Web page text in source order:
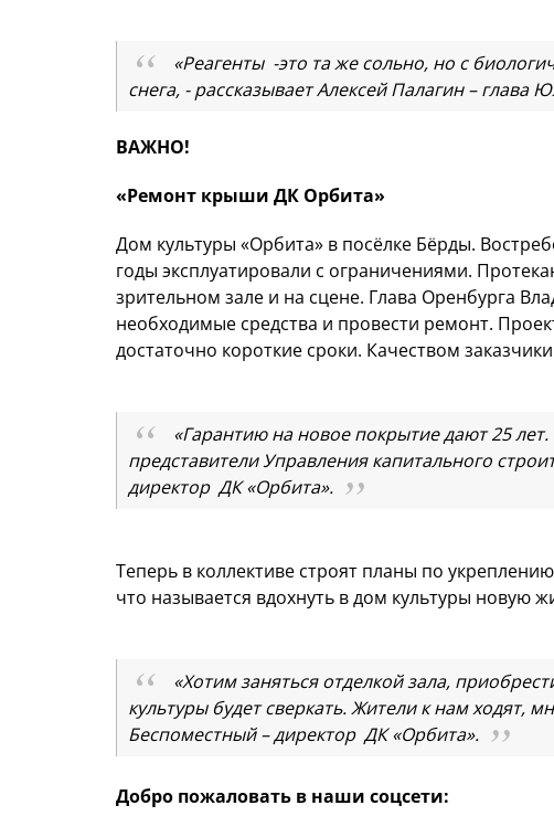
«Реагенты -это та же сольно, но с
снега, - рассказывает Алексей Палагин – глава
ВАЖНО!
«Ремонт крыши ДК Орбита»
Дом культуры «Орбита» в посёлке Бёрды.
годы эксплуатировали с ограничениями.
зрительном зале и на сцене. Глава Оренбурга
необходимые средства и провести ремонт.
достаточно короткие сроки. Качеством
«Гарантию на новое покрытие дают 25
представители Управления капитального
директор ДК «Орбита».
Теперь в коллективе строят планы по
что называется вдохнуть в дом культуры новую
«Хотим заняться отделкой зала,
культуры будет сверкать. Жители к нам ходят,
Беспоместный – директор ДК «Орбита».
Добро пожаловать в наши соцсети: